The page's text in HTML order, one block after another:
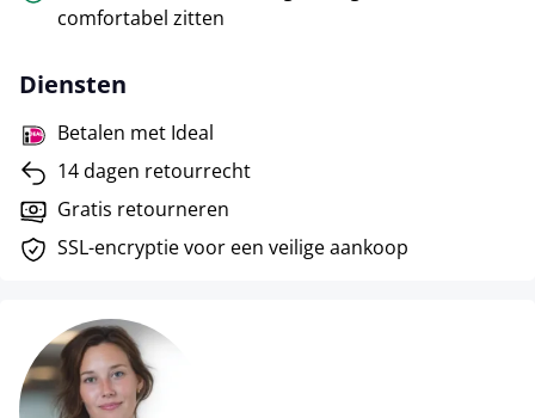
comfortabel zitten
Diensten
Betalen met Ideal
14 dagen retourrecht
Gratis retourneren
SSL-encryptie voor een veilige aankoop